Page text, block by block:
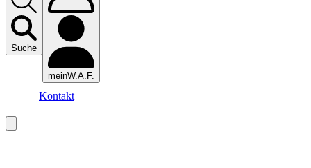
Suche
meinW.A.F.
Kontakt